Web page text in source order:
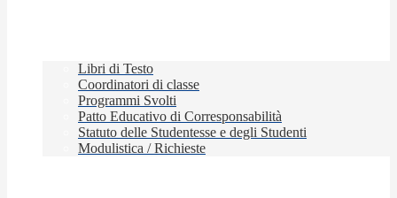
Libri di Testo
Coordinatori di classe
Programmi Svolti
Patto Educativo di Corresponsabilità
Statuto delle Studentesse e degli Studenti
Modulistica / Richieste